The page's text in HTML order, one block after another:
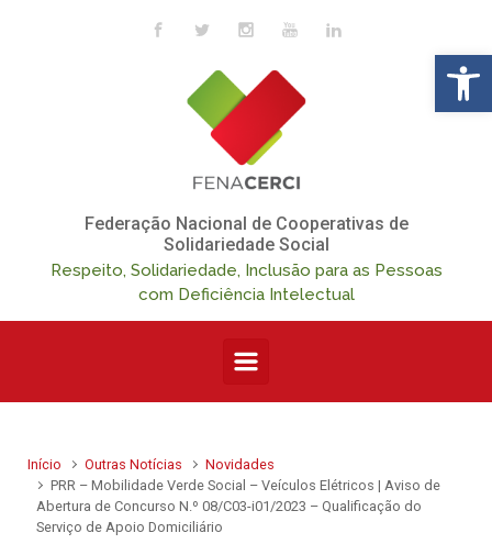
Skip to main content
Federação Nacional de Cooperativas de
Solidariedade Social
Respeito, Solidariedade, Inclusão para as Pessoas
com Deficiência Intelectual
Início Outras Notícias
Novidades
PRR – Mobilidade Verde Social – Veículos Elétricos | Aviso de
Abertura de Concurso N.º 08/C03-i01/2023 – Qualificação do
Serviço de Apoio Domiciliário